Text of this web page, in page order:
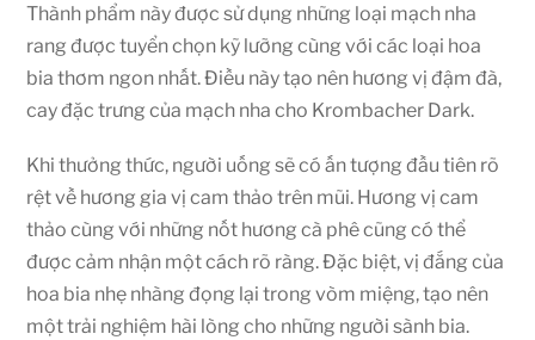
Thành phẩm này được sử dụng những loại mạch nha
rang được tuyển chọn kỹ lưỡng cùng với các loại hoa
bia thơm ngon nhất. Điều này tạo nên hương vị đậm đà,
cay đặc trưng của mạch nha cho Krombacher Dark.
Khi thưởng thức, người uống sẽ có ấn tượng đầu tiên rõ
rệt về hương gia vị cam thảo trên mũi. Hương vị cam
thảo cùng với những nốt hương cà phê cũng có thể
được cảm nhận một cách rõ ràng. Đặc biệt, vị đắng của
hoa bia nhẹ nhàng đọng lại trong vòm miệng, tạo nên
một trải nghiệm hài lòng cho những người sành bia.